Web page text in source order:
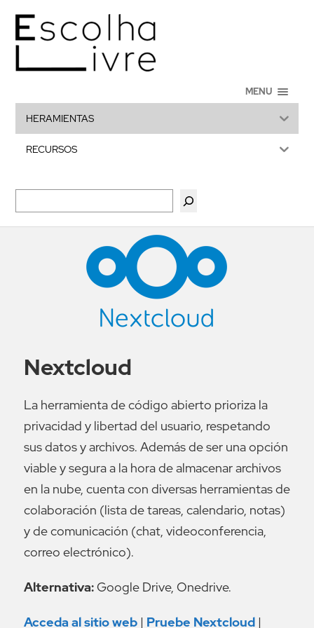
MENU
HERAMIENTAS
RECURSOS
Nextcloud
La herramienta de código abierto prioriza la
privacidad y libertad del usuario, respetando
sus datos y archivos. Además de ser una opción
viable y segura a la hora de almacenar archivos
en la nube, cuenta con diversas herramientas de
colaboración (lista de tareas, calendario, notas)
y de comunicación (chat, videoconferencia,
correo electrónico).
Alternativa:Google Drive, Onedrive.
Acceda al sitio web| Pruebe Nextcloud|